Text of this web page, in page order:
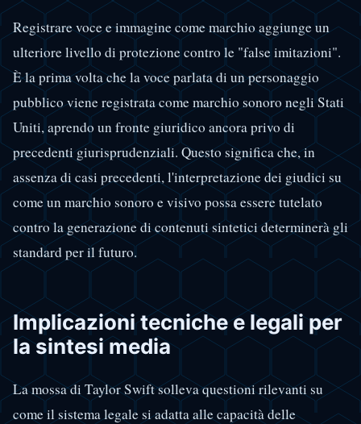
Registrare voce e immagine come marchio aggiunge un
ulteriore livello di protezione contro le "false imitazioni".
È la prima volta che la voce parlata di un personaggio
pubblico viene registrata come marchio sonoro negli Stati
Uniti, aprendo un fronte giuridico ancora privo di
precedenti giurisprudenziali. Questo significa che, in
assenza di casi precedenti, l'interpretazione dei giudici su
come un marchio sonoro e visivo possa essere tutelato
contro la generazione di contenuti sintetici determinerà gli
standard per il futuro.
Implicazioni tecniche e legali per
la sintesi media
La mossa di Taylor Swift solleva questioni rilevanti su
come il sistema legale si adatta alle capacità delle